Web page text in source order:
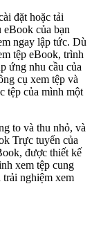
đặt hoặc tải
eBook của bạn
ngay lập tức. Dù
tệp eBook, trình
ứng nhu cầu của
cụ xem tệp và
tệp của mình một
to và thu nhỏ, và
Trực tuyến của
được thiết kế
xem tệp cung
trải nghiệm xem